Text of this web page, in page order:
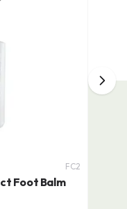
FC2
Foot Balm